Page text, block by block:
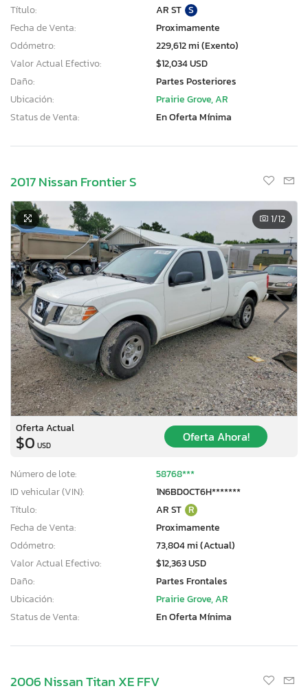
Título:
AR ST S
Fecha de Venta:
Proximamente
Odómetro:
229,612 mi (Exento)
Valor Actual Efectivo:
$12,034 USD
Daño:
Partes Posteriores
Ubicación:
Prairie Grove, AR
Status de Venta:
En Oferta Mínima
2017 Nissan Frontier S
1/12
Oferta Actual
$0 USD
Oferta Ahora!
Número de lote:
58768***
ID vehicular (VIN):
1N6BD0CT6H*******
Título:
AR ST R
Fecha de Venta:
Proximamente
Odómetro:
73,804 mi (Actual)
Valor Actual Efectivo:
$12,363 USD
Daño:
Partes Frontales
Ubicación:
Prairie Grove, AR
Status de Venta:
En Oferta Mínima
2006 Nissan Titan XE FFV